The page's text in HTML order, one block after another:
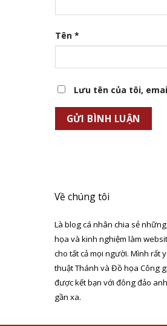
Tên *
Lưu tên của tôi,
Về chúng tôi
Là blog cá nhân chia sẻ
họa và kinh nghiệm làm
cho tất cả mọi người. Mình rất
thuật Thánh và Đồ họa Công
được kết bạn với đông đảo
gần xa.